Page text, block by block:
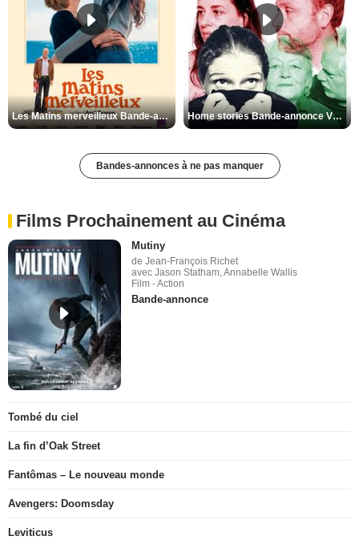
Les Matins merveilleux Bande-annonce VF Home stories Bande-annonce VO STFR
Bandes-annonces à ne pas manquer
Films Prochainement au Cinéma
Mutiny
de Jean-François Richet
avec Jason Statham, Annabelle Wallis
Film - Action
Bande-annonce
Tombé du ciel
La fin d’Oak Street
Fantômas – Le nouveau monde
Avengers: Doomsday
Leviticus